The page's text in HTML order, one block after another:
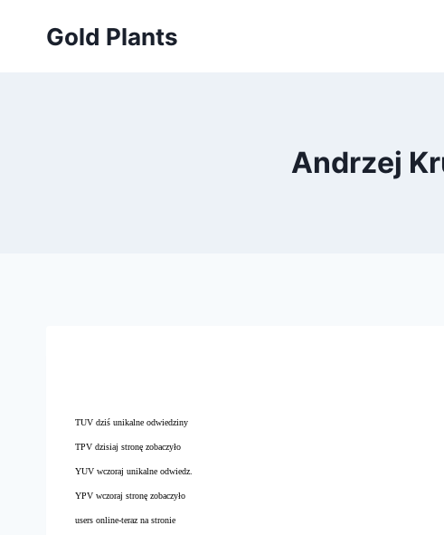
Gold Plants
Andrzej
TUV dziś unikalne odwiedziny
TPV dzisiaj stronę zobaczyło
YUV wczoraj unikalne odwiedz.
YPV wczoraj stronę zobaczyło
users online-teraz na stronie